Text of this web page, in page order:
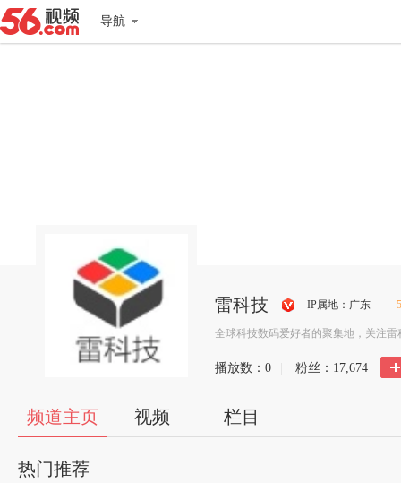
导航
雷科技 IP属地：广东
全球科技数码爱好者的聚集地，关注
播放数： 0 粉丝： 17,674
频道主页 视频 栏目
热门推荐